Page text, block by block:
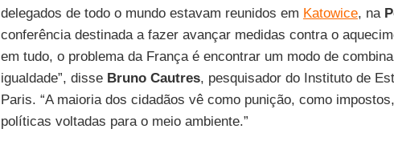
delegados de todo o mundo estavam reunidos em Katowice, na
conferência destinada a fazer avançar medidas contra o
em tudo, o problema da França é encontrar um modo de
igualdade”, disse Bruno Cautres, pesquisador do Instituto de
Paris. “A maioria dos cidadãos vê como punição, como
políticas voltadas para o meio ambiente.”